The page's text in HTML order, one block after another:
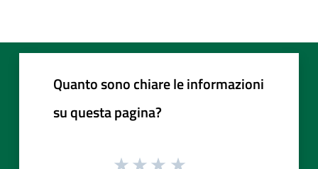
Quanto sono chiare le informazioni
su questa pagina?